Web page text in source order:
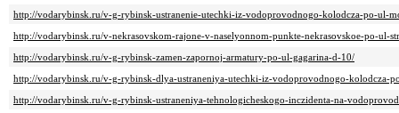
http://vodarybinsk.ru/v-g-rybinsk-ustranenie-utechki-iz-vodoprovodnogo-kolodcza-po-ul-
http://vodarybinsk.ru/v-nekrasovskom-rajone-v-naselyonnom-punkte-nekrasovskoe-po-ul-
http://vodarybinsk.ru/v-g-rybinsk-zamen-zapornoj-armatury-po-ul-gagarina-d-10/
http://vodarybinsk.ru/v-g-rybinsk-dlya-ustraneniya-utechki-iz-vodoprovodnogo-kolodcza-
http://vodarybinsk.ru/v-g-rybinsk-ustraneniya-tehnologicheskogo-inczidenta-na-